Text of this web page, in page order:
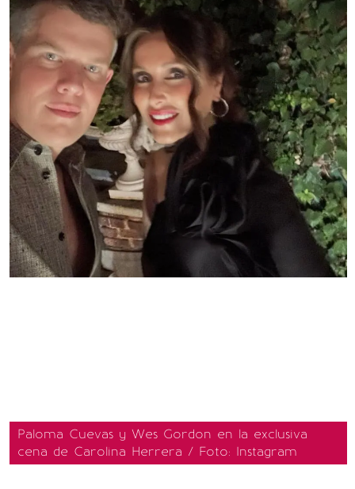
Paloma Cuevas y Wes Gordon en la exclusiva
cena de Carolina Herrera / Foto: Instagram